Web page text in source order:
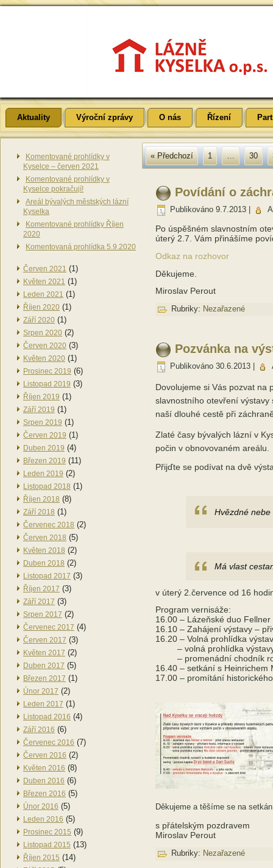
Aktuality Výroční zprávy O nás Řízení
Komentované prohlídky v
Kyselce – červen 2021
Komentované prohlídky v
Kyselce pokračují!
Areál bývalých městských lázní
Kyselka
Komentované prohlídky Říjen
2020
Komentovaná prohlídka 5.9.2020
Červen 2021 (1)
Květen 2021 (1)
Leden 2021 (1)
Říjen 2020 (1)
Září 2020 (1)
Srpen 2020 (2)
Červen 2020 (3)
Květen 2020 (1)
Prosinec 2019 (6)
Listopad 2019 (3)
Říjen 2019 (1)
Září 2019 (1)
Srpen 2019 (1)
Červen 2019 (1)
Duben 2019 (4)
Březen 2019 (11)
Leden 2019 (2)
Listopad 2018 (1)
Říjen 2018 (8)
Září 2018 (1)
Červenec 2018 (2)
Červen 2018 (5)
Květen 2018 (2)
Duben 2018 (2)
Listopad 2017 (3)
Říjen 2017 (3)
Září 2017 (3)
Srpen 2017 (2)
Červenec 2017 (4)
Červen 2017 (3)
Květen 2017 (2)
Duben 2017 (5)
Březen 2017 (1)
Únor 2017 (2)
Leden 2017 (1)
Listopad 2016 (4)
Září 2016 (6)
Červenec 2016 (7)
Červen 2016 (2)
Květen 2016 (8)
Duben 2016 (6)
Březen 2016 (5)
Únor 2016 (5)
Leden 2016 (5)
Prosinec 2015 (9)
Listopad 2015 (13)
Říjen 2015 (14)
« Předchozí 1 … 30
Povídání o
Publikováno 9.7.2013
Po úspěšném slavnostním
úterý 2.7. Vám přinášíme
Odkaz na rozhovor
Děkujeme.
Miroslav Perout
Rubriky: Nezařazené
Pozvánka na
Publikováno 30.6.2013
Dovolujeme si Vás pozvat na
slavnostního otevření
naší dlouhé cestě při
Zlaté časy bývalých lázní v
počin v obnovovaném areálu.
Přijďte se podívat na dvě
Hvězdné
Má vlast
v úterý 2.července od 16
Program vernisáže:
16.00 – Lázeňské duo
16.10 – Zahájení výstavy –
16.20 – Volná prohlídka
– volná prohlídka výstavy
– promenádní chodník
16.40 – setkání s Heinrichem
17.00 – promítání
Děkujeme a těšíme se na
s přátelským pozdravem
Miroslav Perout
Rubriky: Nezařazené